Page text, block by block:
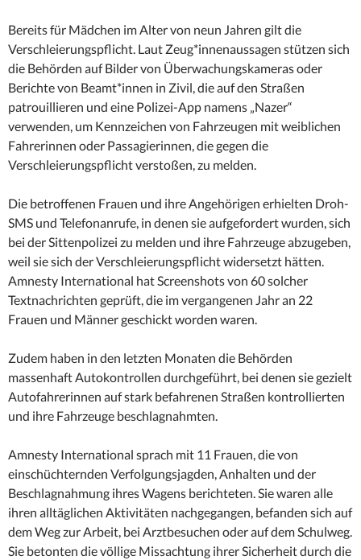
Bereits für Mädchen im Alter von neun Jahren gilt die
Verschleierungspflicht. Laut Zeug*innenaussagen stützen sich
die Behörden auf Bilder von Überwachungskameras oder
Berichte von Beamt*innen in Zivil, die auf den Straßen
patrouillieren und eine Polizei-App namens „Nazer“
verwenden, um Kennzeichen von Fahrzeugen mit weiblichen
Fahrerinnen oder Passagierinnen, die gegen die
Verschleierungspflicht verstoßen, zu melden.
Die betroffenen Frauen und ihre Angehörigen erhielten Droh-
SMS und Telefonanrufe, in denen sie aufgefordert wurden, sich
bei der Sittenpolizei zu melden und ihre Fahrzeuge abzugeben,
weil sie sich der Verschleierungspflicht widersetzt hätten.
Amnesty International hat Screenshots von 60 solcher
Textnachrichten geprüft, die im vergangenen Jahr an 22
Frauen und Männer geschickt worden waren.
Zudem haben in den letzten Monaten die Behörden
massenhaft Autokontrollen durchgeführt, bei denen sie gezielt
Autofahrerinnen auf stark befahrenen Straßen kontrollierten
und ihre Fahrzeuge beschlagnahmten.
Amnesty International sprach mit 11 Frauen, die von
einschüchternden Verfolgungsjagden, Anhalten und der
Beschlagnahmung ihres Wagens berichteten. Sie waren alle
ihren alltäglichen Aktivitäten nachgegangen, befanden sich auf
dem Weg zur Arbeit, bei Arztbesuchen oder auf dem Schulweg.
Sie betonten die völlige Missachtung ihrer Sicherheit durch die